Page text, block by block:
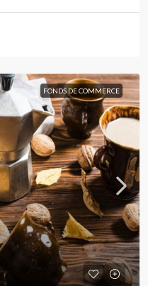
FONDS DE COMMERCE